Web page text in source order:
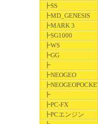
┣SS
┣MD_GENESIS
┣MARK 3
┣SG1000
┣WS
┣GG
┣
┣NEOGEO
┣NEOGEOPOCKET
┣
┣PC-FX
┣PCエンジン